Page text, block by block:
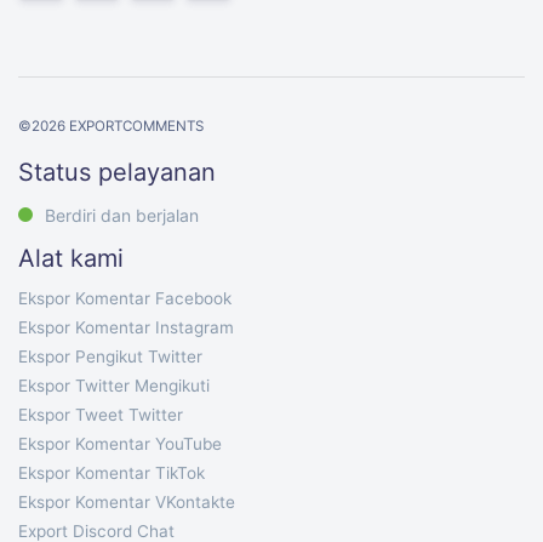
©2026 EXPORTCOMMENTS
Status pelayanan
Berdiri dan berjalan
Alat kami
Ekspor Komentar Facebook
Ekspor Komentar Instagram
Ekspor Pengikut Twitter
Ekspor Twitter Mengikuti
Ekspor Tweet Twitter
Ekspor Komentar YouTube
Ekspor Komentar TikTok
Ekspor Komentar VKontakte
Export Discord Chat